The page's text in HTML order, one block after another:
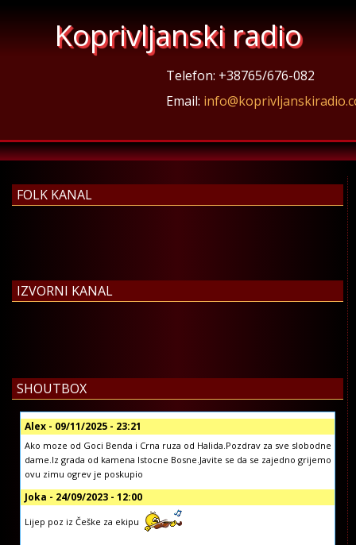
Koprivljanski radio
Telefon: +38765/676-082
Email:
FOLK KANAL
IZVORNI KANAL
SHOUTBOX
Alex - 09/11/2025 - 23:21
Ako moze od Goci Benda i Crna ruza od Halida.Pozdrav za sve slobodne
dame.Iz grada od kamena Istocne Bosne.Javite se da se zajedno grijemo
ovu zimu ogrev je poskupio
Joka - 24/09/2023 - 12:00
Lijep poz iz Češke za ekipu